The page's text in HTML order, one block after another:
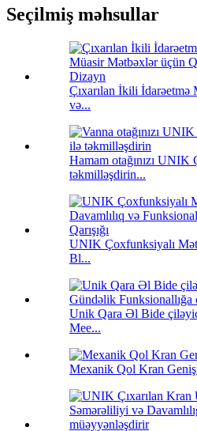
Seçilmiş məhsullar
Çıxarılan İkili İdarəetmə
və...
Hamam otağınızı UNIK
təkmilləşdirin...
UNIK Çoxfunksiyalı
Bl...
Unik Qara Əl Bide
Mee...
Mexanik Qol Kran